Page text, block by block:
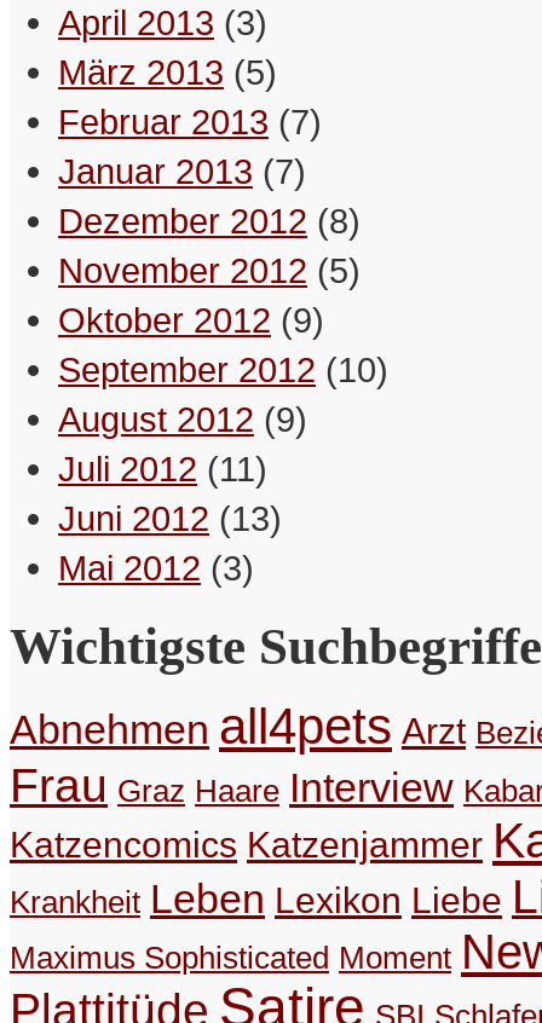
Oft sind Menschen ganz schön
komische Leute.
Für meinen Mann muss ich keine
Schönheits-OP machen lassen. Der
ist hart im Nehmen.
– Betty
intelligent, mit denen kann ich nur
– Betty
Was Du heut‘ schon kannst
verschieben, musst Du morg’n noch
nicht besorg’n.
beherrschen, nur leider
beherrschen wir unser Gehirn nicht.
Kann man einen Schuhspanner
– MSBBV (Andman)
Das Spontane sollte man immer
einplanen.
April 2013 (3)
März 2013 (5)
Februar 2013 (7)
Januar 2013 (7)
Dezember 2012 (8)
November 2012 (5)
Oktober 2012 (9)
September 2012 (10)
August 2012 (9)
Juli 2012 (11)
Juni 2012 (13)
Mai 2012 (3)
Wichtigste Suchbegriffe
Abnehmen all4pets Arzt
Frau Graz Haare Interview
Katzencomics Katzenjammer
Krankheit Leben Lexikon Liebe
Maximus Sophisticated Moment
Plattitüde Satire SBI